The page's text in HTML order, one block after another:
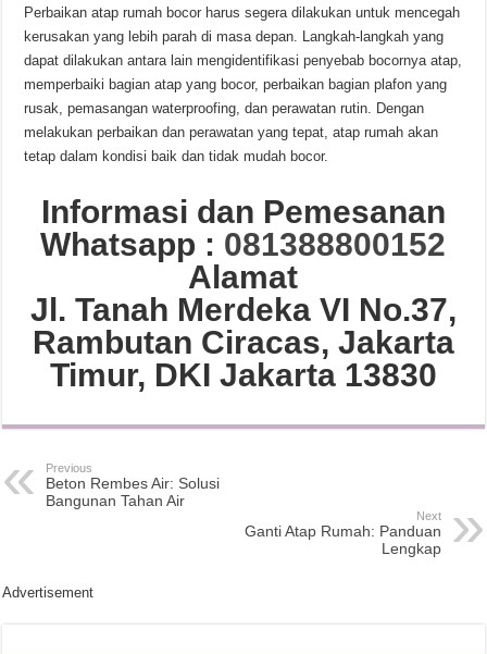
Perbaikan atap rumah bocor harus segera dilakukan untuk mencegah
kerusakan yang lebih parah di masa depan. Langkah-langkah yang
dapat dilakukan antara lain mengidentifikasi penyebab bocornya atap,
memperbaiki bagian atap yang bocor, perbaikan bagian plafon yang
rusak, pemasangan waterproofing, dan perawatan rutin. Dengan
melakukan perbaikan dan perawatan yang tepat, atap rumah akan
tetap dalam kondisi baik dan tidak mudah bocor.
Informasi dan Pemesanan
Whatsapp : 081388800152
Alamat
Jl. Tanah Merdeka VI No.37,
Rambutan Ciracas, Jakarta
Timur, DKI Jakarta 13830
Previous
Beton Rembes Air: Solusi
Bangunan Tahan Air
Next
Ganti Atap Rumah: Panduan
Lengkap
Advertisement